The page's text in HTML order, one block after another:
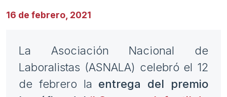
16 de febrero, 2021
La Asociación Nacional de
Laboralistas (ASNALA) celebró el 12
de febrero la entrega del premio